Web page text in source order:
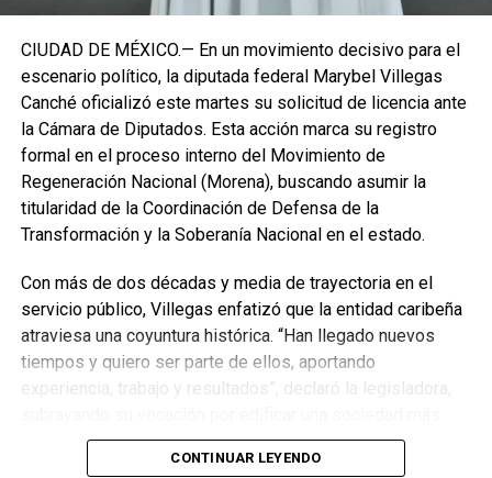
Recibe las noticias al instante
importantes de Quintana Roo directamente
CIUDAD DE MÉXICO.— En un movimiento decisivo para el
escenario político, la diputada federal Marybel Villegas
Canché oficializó este martes su solicitud de licencia ante
la Cámara de Diputados. Esta acción marca su registro
formal en el proceso interno del Movimiento de
Regeneración Nacional (Morena), buscando asumir la
titularidad de la Coordinación de Defensa de la
Transformación y la Soberanía Nacional en el estado.
Con más de dos décadas y media de trayectoria en el
servicio público, Villegas enfatizó que la entidad caribeña
atraviesa una coyuntura histórica. “Han llegado nuevos
tiempos y quiero ser parte de ellos, aportando
experiencia, trabajo y resultados”, declaró la legisladora,
justa, unida y equitativa.
CONTINUAR LEYENDO